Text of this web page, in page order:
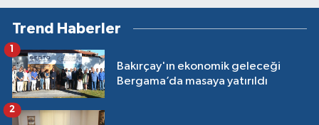
Trend Haberler
Bakırçay'ın ekonomik geleceği
Bergama’da masaya yatırıldı
1
2